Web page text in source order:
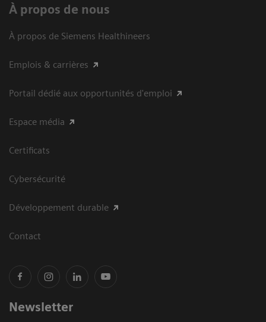
À propos de nous
À propos de Siemens Healthineers
Emplois & carrières
Portail dédié aux opportunités d'emploi
Espace média
Certificats
Cybersécurité
Développement durable
Contact
Newsletter